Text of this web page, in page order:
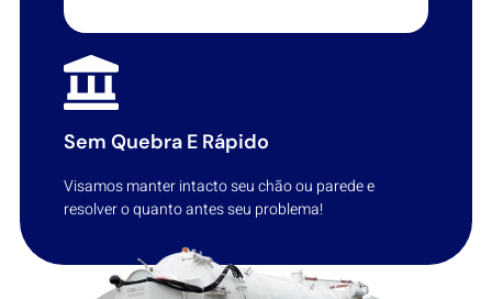
Sem Quebra E Rápido
Visamos manter intacto seu chão ou parede e
resolver o quanto antes seu problema!